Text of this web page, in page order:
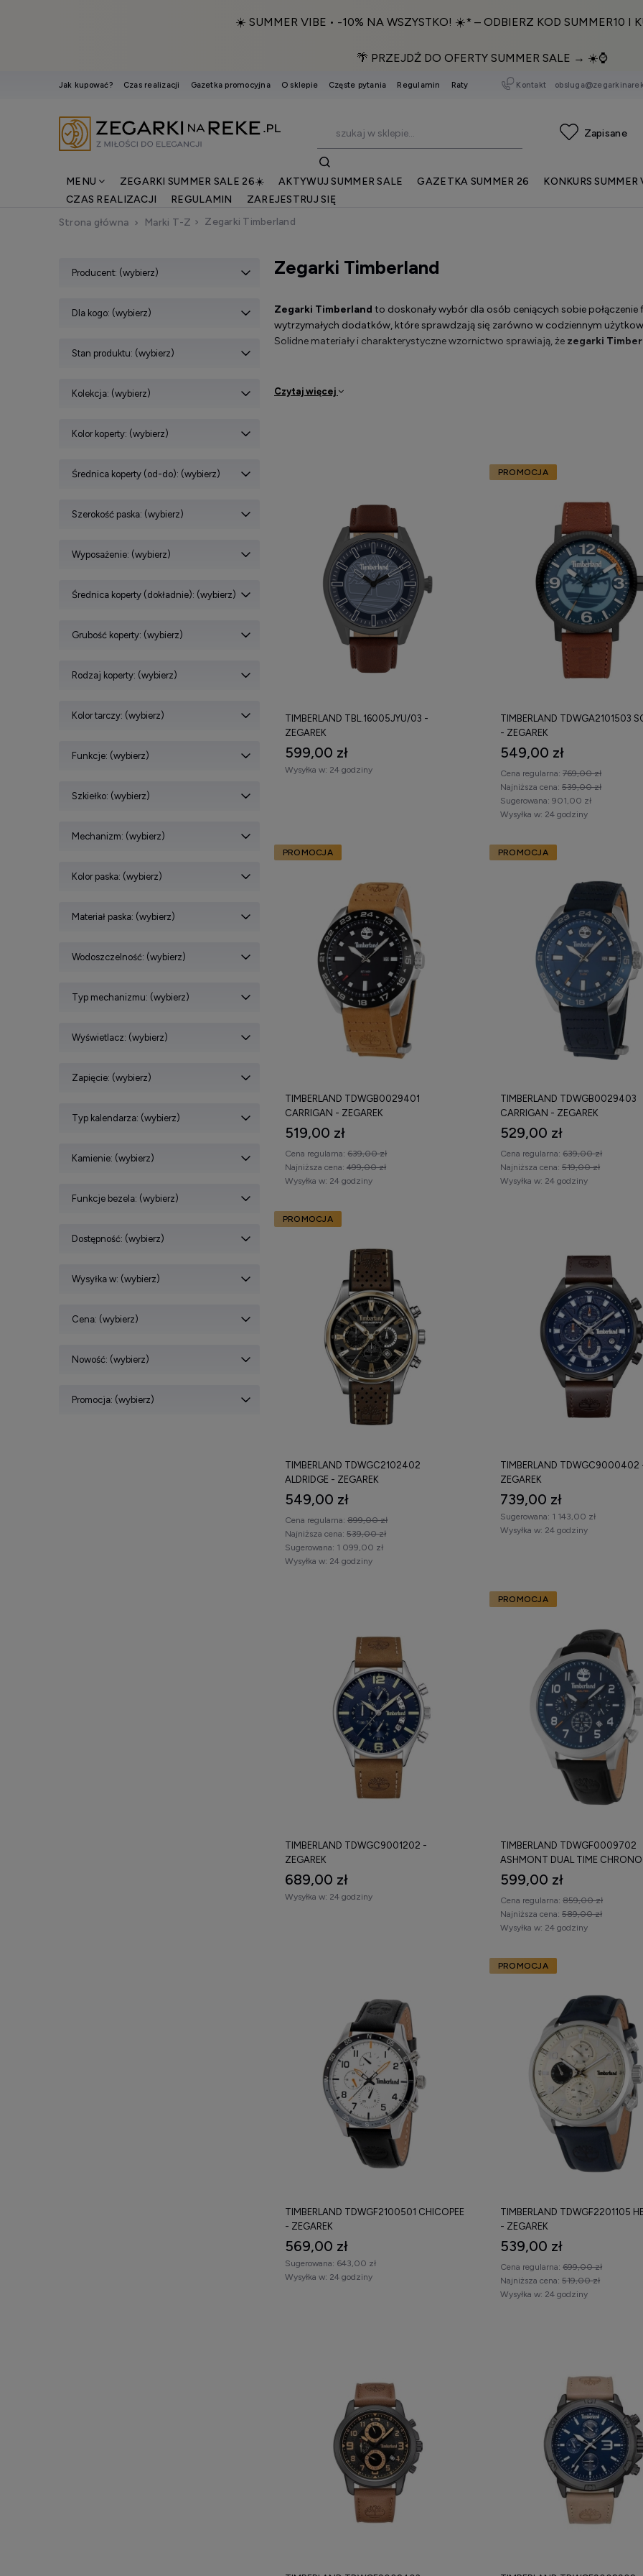
☀️ SUMMER VIBE • -10% NA WSZYSTKO! ☀️* – ODBIERZ KOD SUMMER10 I
🌴 PRZEJDŹ DO OFERTY SUMMER SALE → ☀️⌚️
Jak kupować? Czas realizacji Gazetka promocyjna O sklepie Częste pytania Regulamin Raty Kontakt
MENU ZEGARKI SUMMER SALE 26☀️ AKTYWUJ SUMMER SALE GAZETKA SUMMER 26
KONKURS SUMMER
CZAS REALIZACJI
REGULAMIN
ZAREJESTRUJ SIĘ
Strona główna
Marki T-Z Zegarki Timberland
Producent: (wybierz)
Dla kogo: (wybierz)
Stan produktu: (wybierz)
Kolekcja: (wybierz)
Kolor koperty: (wybierz)
Średnica koperty (od-do): (wybierz)
Szerokość paska: (wybierz)
Wyposażenie: (wybierz)
Średnica koperty (dokładnie): (wybierz)
Grubość koperty: (wybierz)
Rodzaj koperty: (wybierz)
Kolor tarczy: (wybierz)
Funkcje: (wybierz)
Szkiełko: (wybierz)
Mechanizm: (wybierz)
Kolor paska: (wybierz)
Materiał paska: (wybierz)
Wodoszczelność: (wybierz)
Typ mechanizmu: (wybierz)
Wyświetlacz: (wybierz)
Zapięcie: (wybierz)
Typ kalendarza: (wybierz)
Kamienie: (wybierz)
Funkcje bezela: (wybierz)
Dostępność: (wybierz)
Wysyłka w: (wybierz)
Cena: (wybierz)
Nowość: (wybierz)
Promocja: (wybierz)
Zegarki Timberland
Zegarki Timberland to doskonały wybór dla osób ceniących sobie
wytrzymałych dodatków, które sprawdzają się zarówno w codziennym
Solidne materiały i charakterystyczne wzornictwo sprawiają, że zegarki
aktywny tryb życia, które nie chcą rezygnować z eleganckiego wyglądu.
Czytaj więcej
TIMBERLAND TBL.16005JYU/03 -
ZEGAREK
599,00 zł
Wysyłka w: 24 godziny
TIMBERLAND TDWGA2101503
- ZEGAREK
549,00 zł
Cena regularna: 769,00 zł
Najniższa cena: 539,00 zł
Wysyłka w: 24 godziny
Sugerowana: 901,00 zł
PROMOCJA
TIMBERLAND TDWGB0029401
CARRIGAN - ZEGAREK
519,00 zł
Cena regularna: 639,00 zł
Najniższa cena: 499,00 zł
Wysyłka w: 24 godziny
PROMOCJA
TIMBERLAND TDWGB0029403
CARRIGAN - ZEGAREK
529,00 zł
Cena regularna: 639,00 zł
Najniższa cena: 519,00 zł
Wysyłka w: 24 godziny
PROMOCJA
TIMBERLAND TDWGC2102402
ALDRIDGE - ZEGAREK
549,00 zł
Cena regularna: 899,00 zł
Najniższa cena: 539,00 zł
Wysyłka w: 24 godziny
Sugerowana: 1 099,00 zł
PROMOCJA
TIMBERLAND TDWGC9000402
ZEGAREK
739,00 zł
Wysyłka w: 24 godziny
Sugerowana: 1 143,00 zł
TIMBERLAND TDWGC9001202 -
ZEGAREK
689,00 zł
Wysyłka w: 24 godziny
TIMBERLAND TDWGF0009702
ASHMONT DUAL TIME
ZEGAREK
599,00 zł
Cena regularna: 859,00 zł
Najniższa cena: 589,00 zł
Wysyłka w: 24 godziny
PROMOCJA
TIMBERLAND TDWGF2100501 CHICOPEE
- ZEGAREK
569,00 zł
Wysyłka w: 24 godziny
Sugerowana: 643,00 zł
TIMBERLAND TDWGF2201105
- ZEGAREK
539,00 zł
Cena regularna: 699,00 zł
Najniższa cena: 519,00 zł
Wysyłka w: 24 godziny
PROMOCJA